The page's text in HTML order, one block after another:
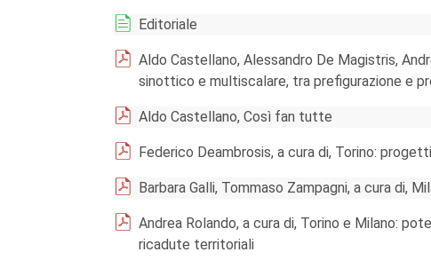
Editoriale
Aldo Castellano, Alessandro De Magistris,
sinottico e multiscalare, tra prefigurazione e
Aldo Castellano, Così fan tutte
Federico Deambrosis, a cura di, Torino:
Barbara Galli, Tommaso Zampagni, a cura di,
Andrea Rolando, a cura di, Torino e Milano:
ricadute territoriali